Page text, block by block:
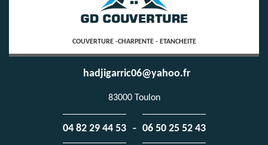
COUVERTURE -CHARPENTE - ETANCHEITE
hadjigarric06@yahoo.fr
83000 Toulon
04 82 29 44 53 - 06 50 25 52 43